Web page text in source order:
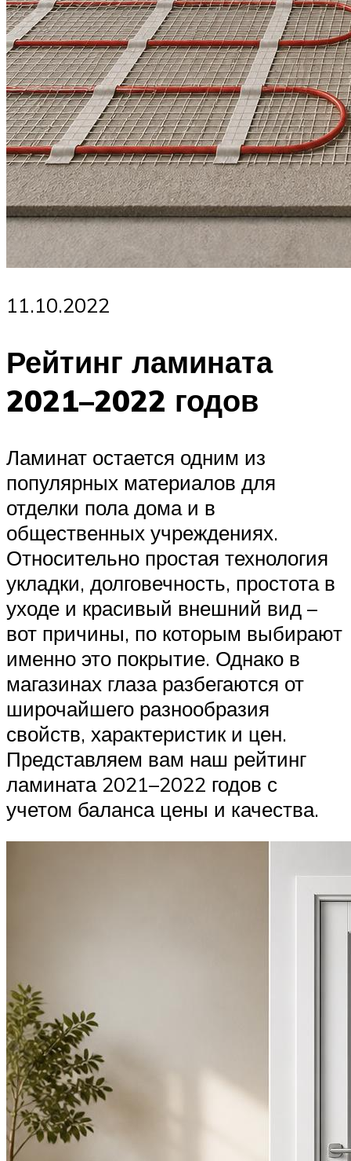
11.10.2022
Рейтинг ламината
2021–2022 годов
Ламинат остается одним из
популярных материалов для
отделки пола дома и в
общественных учреждениях.
Относительно простая технология
укладки, долговечность, простота в
уходе и красивый внешний вид –
вот причины, по которым выбирают
именно это покрытие. Однако в
магазинах глаза разбегаются от
широчайшего разнообразия
свойств, характеристик и цен.
Представляем вам наш рейтинг
ламината 2021–2022 годов с
учетом баланса цены и качества.